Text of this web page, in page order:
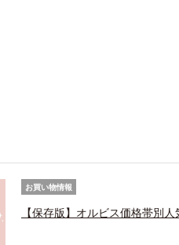
お買い物情報
【保存版】オルビス価格帯別